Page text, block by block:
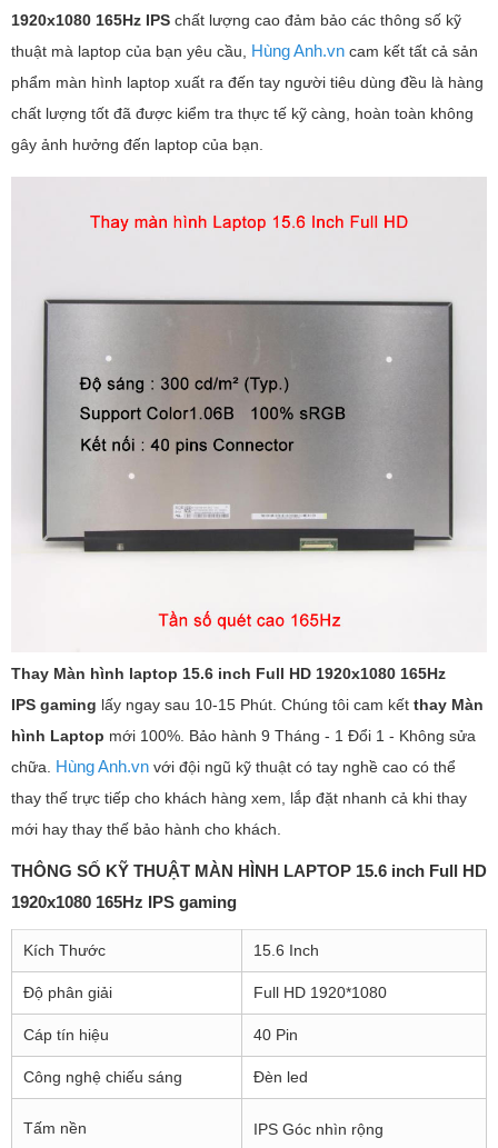
1920x1080 165Hz IPS chất lượng cao đảm bảo các thông số kỹ
thuật mà laptop của bạn yêu cầu, Hùng Anh.vn cam kết tất cả sản
phẩm màn hình laptop xuất ra đến tay người tiêu dùng đều là hàng
chất lượng tốt đã được kiểm tra thực tế kỹ càng, hoàn toàn không
gây ảnh hưởng đến laptop của bạn.
Thay Màn hình laptop 15.6 inch Full HD 1920x1080 165Hz
IPS gaming lấy ngay sau 10-15 Phút. Chúng tôi cam kết thay Màn
hình Laptop mới 100%. Bảo hành 9 Tháng - 1 Đổi 1 - Không sửa
chữa. Hùng Anh.vn với đội ngũ kỹ thuật có tay nghề cao có thể
thay thế trực tiếp cho khách hàng xem, lắp đặt nhanh cả khi thay
mới hay thay thế bảo hành cho khách.
THÔNG SỐ KỸ THUẬT MÀN HÌNH LAPTOP 15.6 inch Full HD
1920x1080 165Hz IPS gaming
Kích Thước 15.6 Inch
Độ phân giải Full HD 1920*1080
Cáp tín hiệu 40 Pin
Công nghệ chiếu sáng Đèn led
Tấm nền IPS Góc nhìn rộng